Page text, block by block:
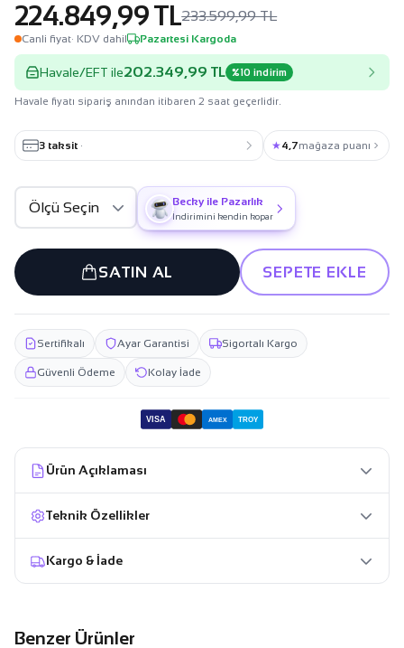
224.849,99 TL233.599,99 TL
Canli fiyat· KDV dahil Pazartesi Kargoda
Havale/EFT ile202.349,99 TL %10 indirim
Havale fiyatı sipariş anından itibaren 2 saat geçerlidir.
3 taksit · ★4,7mağaza puanı
Becky ile Pazarlık
İndirimini kendin kopar
SATIN AL SEPETE EKLE
Sertifikalı Ayar Garantisi Sigortalı Kargo
Güvenli Ödeme Kolay İade
VISA AMEX TROY
Ürün Açıklaması
Teknik Özellikler
Kargo & İade
Benzer Ürünler
196.399,99 TL